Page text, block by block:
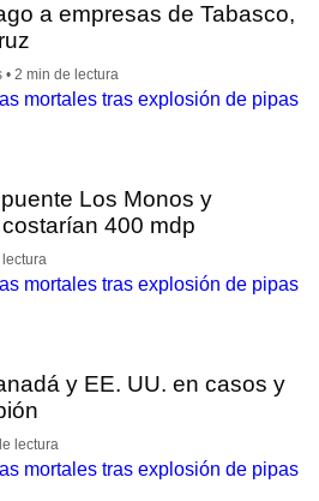
a empresas de Tabasco,
2 min de lectura
Los Monos y
400 mdp
lectura
y EE. UU. en casos y
lectura